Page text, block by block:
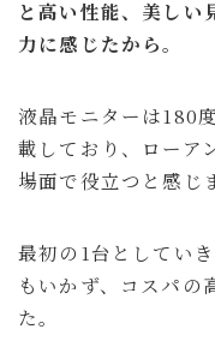
と高い性能、美しい
力に感じたから。
液晶モニターは180
載しており、ローア
場面で役立つと感じ
最初の1台としてい
もいかず、コスパの
た。